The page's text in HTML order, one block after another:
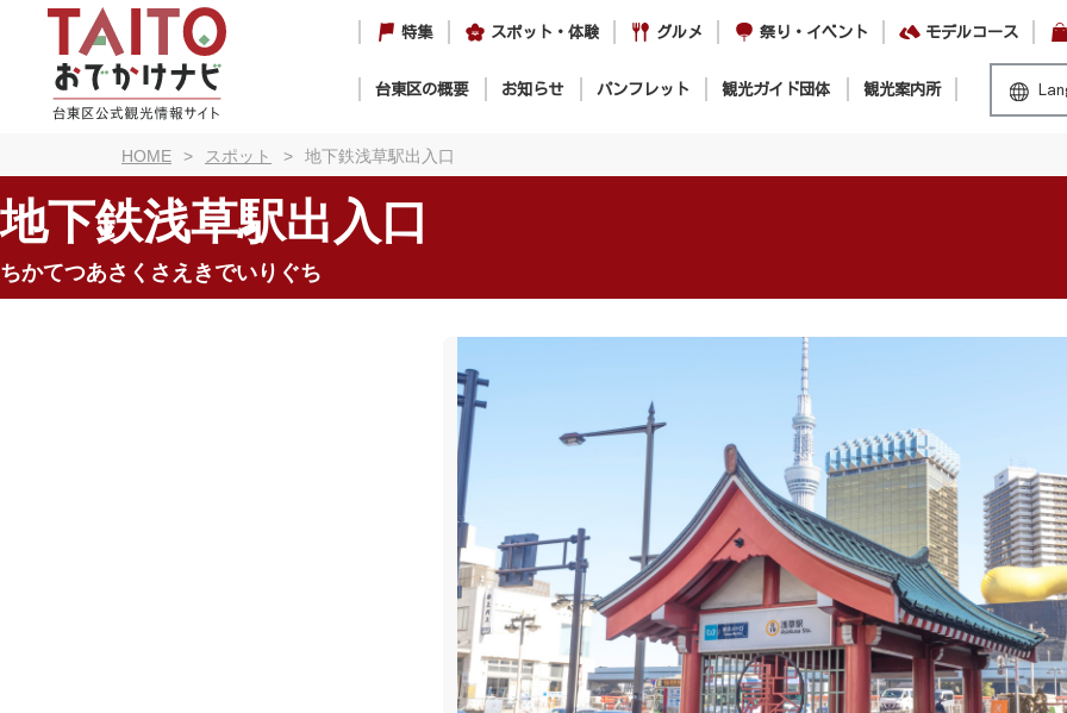
特集 スポット・体験 グルメ 祭り・イベント モデルコース
台東区の概要 お知らせ パンフレット 観光ガイド団体 観光案内所
HOME スポット 地下鉄浅草駅出入口
地下鉄浅草駅出入口
ちかてつあさくさえきでいりぐち